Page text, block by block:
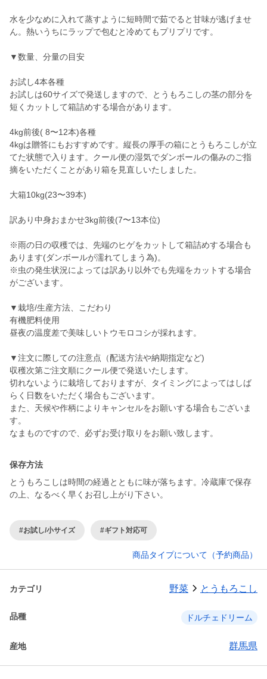
水を少なめに入れて蒸すように短時間で茹でると甘味が逃げませ
ん。熱いうちにラップで包むと冷めてもプリプリです。
▼数量、分量の目安
お試し4本各種
お試しは60サイズで発送しますので、とうもろこしの茎の部分を
短くカットして箱詰めする場合があります。
4kg前後( 8〜12本)各種
4kgは贈答にもおすすめです。縦長の厚手の箱にとうもろこしが立
てた状態で入ります。クール便の湿気でダンボールの傷みのご指
摘をいただくことがあり箱を見直しいたしました。
大箱10kg(23〜39本)
訳あり中身おまかせ3kg前後(7〜13本位)
※雨の日の収穫では、先端のヒゲをカットして箱詰めする場合も
あります(ダンボールが濡れてしまう為)。
※虫の発生状況によっては訳あり以外でも先端をカットする場合
がございます。
▼栽培/生産方法、こだわり
有機肥料使用
昼夜の温度差で美味しいトウモロコシが採れます。
▼注文に際しての注意点（配送方法や納期指定など)
収穫次第ご注文順にクール便で発送いたします。
切れないように栽培しておりますが、タイミングによってはしば
らく日数をいただく場合もございます。
また、天候や作柄によりキャンセルをお願いする場合もございま
す。
なまものですので、必ずお受け取りをお願い致します。
保存方法
とうもろこしは時間の経過とともに味が落ちます。冷蔵庫で保存
の上、なるべく早くお召し上がり下さい。
#お試し/小サイズ #ギフト対応可
商品タイプについて（予約商品）
カテゴリ 野菜 とうもろこし
品種 ドルチェドリーム
産地 群馬県